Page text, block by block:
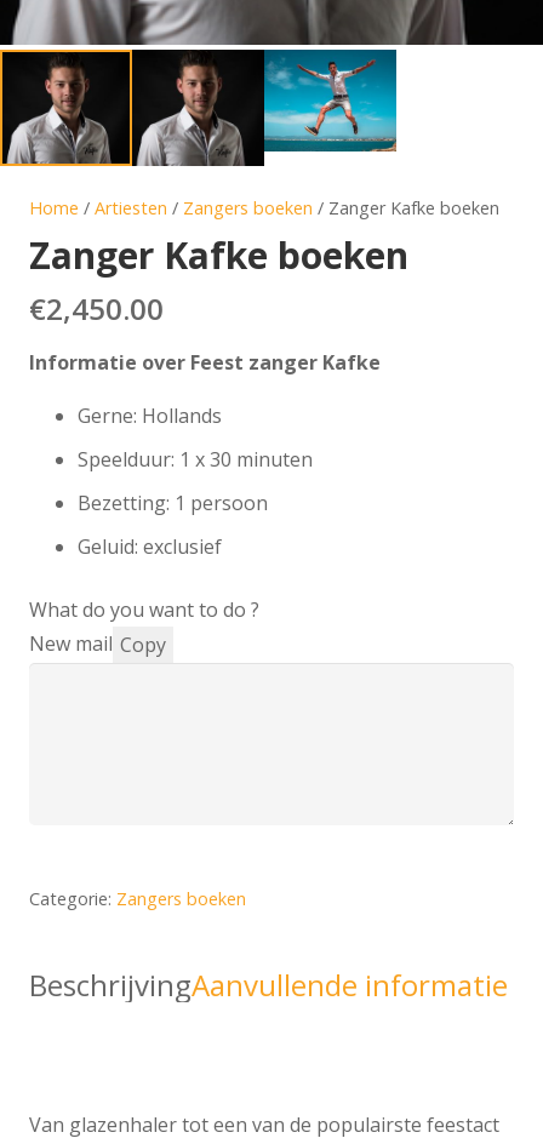
Home / Artiesten / Zangers boeken / Zanger Kafke boeken
Zanger Kafke boeken
€2,450.00
Informatie over Feest zanger Kafke
Gerne: Hollands
Speelduur: 1 x 30 minuten
Bezetting: 1 persoon
Geluid: exclusief
What do you want to do ?
New mail Copy
Categorie: Zangers boeken
BeschrijvingAanvullende informatie
Van glazenhaler tot een van de populairste feestact